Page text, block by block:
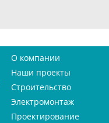
О компании
Наши проекты
Строительство
Электромонтаж
Проектирование